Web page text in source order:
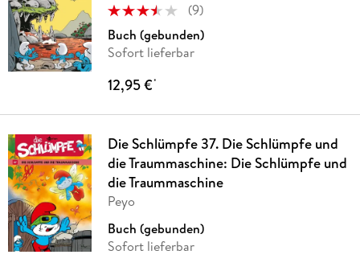
(9)
Buch (gebunden)
Sofort lieferbar
12,95 €*
Die Schlümpfe 37. Die Schlümpfe und
die Traummaschine: Die Schlümpfe und
die Traummaschine
Peyo
Buch (gebunden)
Sofort lieferbar